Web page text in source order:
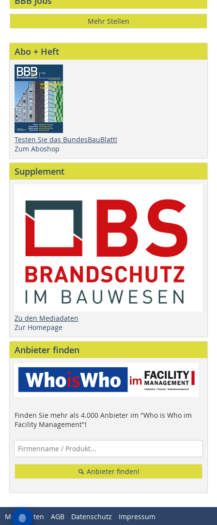
Mehr Stellen
Abo + Heft
Testen Sie das BundesBauBlatt!
Zum Aboshop
Supplement
Zu den Mediadaten
Zur Homepage
Anbieter finden
Finden Sie mehr als 4.000 Anbieter im "Who is Who im
Facility Management"!
Anbieter finden!
Mediadaten AGB Datenschutz Impressum